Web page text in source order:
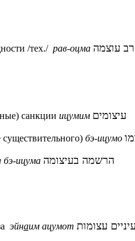
/тех./ рав-оцма רב עוצמה
санкции ицумим עיצומים
существительного) бэ-ицумо
ицума הרשמה בעיצומה
эйнаим ацумот עיניים עצומות